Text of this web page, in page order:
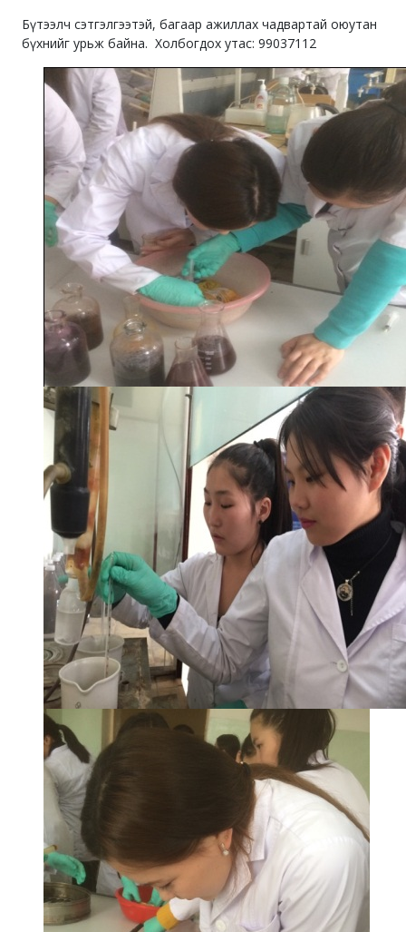
Бүтээлч сэтгэлгээтэй, багаар ажиллах чадвартай оюутан
бүхнийг урьж байна. Холбогдох утас: 99037112